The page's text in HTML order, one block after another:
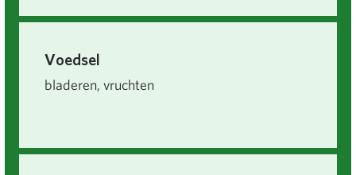
Voedsel
bladeren, vruchten